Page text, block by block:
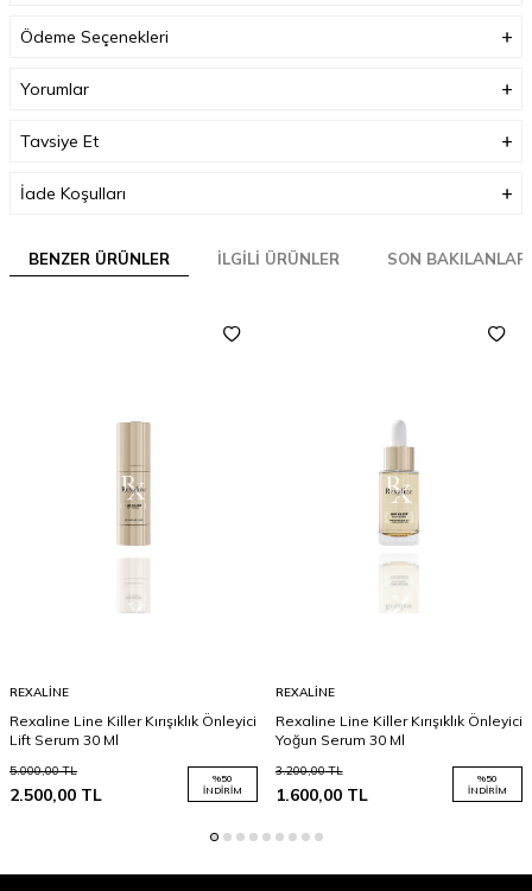
yenilenmiş formülüyle Advanced Genifique Sensitive gece serumu
ile sizlerle.İlk kullanımdan itibaren hassasiyeti yatışan cildiniz, gün
Ödeme Seçenekleri
Yorumlar
Tavsiye Et
İade Koşulları
BENZER ÜRÜNLER İLGILI ÜRÜNLER SON BAKILANLAR
REXALINE
Rexaline Line Killer Kırışıklık Önleyici
Lift Serum 30 Ml
5.000,00TL
2.500,00 TL
%50
İNDIRIM
REXALINE
Rexaline Line Killer Kırışıklık Önleyici
Yoğun Serum 30 Ml
3.200,00TL
1.600,00TL
%50
İNDIRIM